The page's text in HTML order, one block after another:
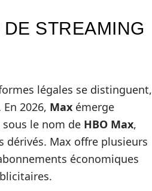
STREAMING
légales se distinguent,
2026, Max émerge
le nom de HBO Max,
dérivés. Max offre plusieurs
économiques